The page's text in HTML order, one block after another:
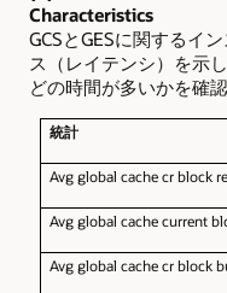
Characteristics
GCSとGESに関するイ
ス（レイテンシ）を示
どの時間が多いかを確
統計
Avg global cache cr block
Avg global cache current
Avg global cache cr block